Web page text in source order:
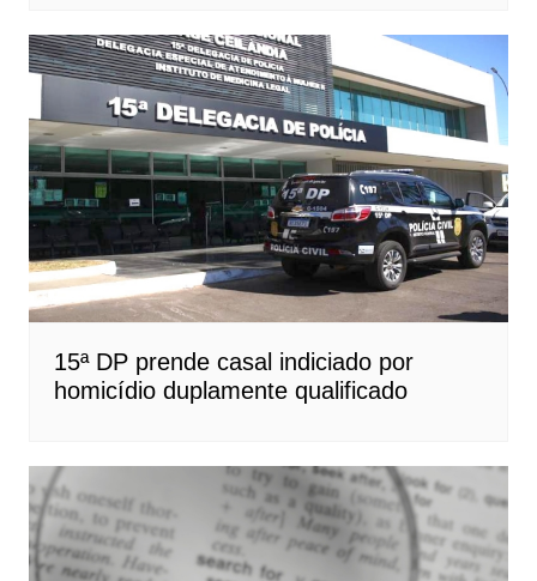
15ª DP prende casal indiciado por
homicídio duplamente qualificado